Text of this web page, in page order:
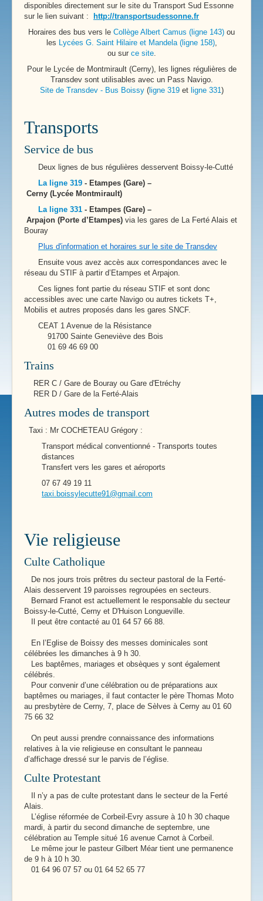
disponibles directement sur le site du Transport Sud Essonne
sur le lien suivant :
http://transportsudessonne.fr
Horaires des bus vers le Collège Albert Camus (ligne 143) ou
les
Lycées G. Saint Hilaire et Mandela (ligne 158),
ou sur ce site.
Pour le Lycée de Montmirault (Cerny), les lignes régulières de
Transdev sont utilisables avec un Pass Navigo.
Site de Transdev - Bus Boissy(ligne 319et ligne 331 )
Transports
Service de bus
Deux lignes de bus régulières desservent Boissy-le-Cutté
La ligne 319 - Etampes (Gare) –
Cerny (Lycée Montmirault)
La ligne 331 - Etampes (Gare) –
Arpajon (Porte d’Etampes) via les gares de La Ferté Alais et
Bouray
Plus d'information et horaires sur le site de Transdev
Ensuite vous avez accès aux correspondances avec le
réseau du STIF à partir d’Etampes et Arpajon.
Ces lignes font partie du réseau STIF et sont donc
accessibles avec une carte Navigo ou autres tickets T+,
Mobilis et autres proposés dans les gares SNCF.
CEAT 1 Avenue de la Résistance
91700 Sainte Geneviève des Bois
01 69 46 69 00
Trains
RER C / Gare de Bouray ou Gare d'Etréchy
RER D / Gare de la Ferté-Alais
Autres modes de transport
Taxi : Mr COCHETEAU Grégory :
Transport médical conventionné - Transports toutes
distances
Transfert vers les gares et aéroports
07 67 49 19 11
taxi.boissylecutte91@gmail.com
Vie religieuse
Culte Catholique
De nos jours trois prêtres du secteur pastoral de la Ferté-
Alais desservent 19 paroisses regroupées en secteurs.
Bernard Franot est actuellement le responsable du secteur
Boissy-le-Cutté, Cerny et D'Huison Longueville.
Il peut être contacté au 01 64 57 66 88.
En l’Eglise de Boissy des messes dominicales sont
célébrées les dimanches à 9 h 30.
Les baptêmes, mariages et obsèques y sont également
célébrés.
Pour convenir d’une célébration ou de préparations aux
baptêmes ou mariages, il faut contacter le père Thomas Moto
au presbytère de Cerny, 7, place de Sèlves à Cerny au 01 60
75 66 32
On peut aussi prendre connaissance des informations
relatives à la vie religieuse en consultant le panneau
d’affichage dressé sur le parvis de l’église.
Culte Protestant
Il n’y a pas de culte protestant dans le secteur de la Ferté
Alais.
L’église réformée de Corbeil-Evry assure à 10 h 30 chaque
mardi, à partir du second dimanche de septembre, une
célébration au Temple situé 16 avenue Carnot à Corbeil.
Le même jour le pasteur Gilbert Méar tient une permanence
de 9 h à 10 h 30.
01 64 96 07 57 ou 01 64 52 65 77